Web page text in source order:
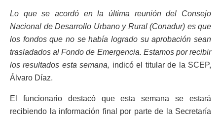
Lo que se acordó en la última reunión del Consejo
Nacional de Desarrollo Urbano y Rural (Conadur) es que
los fondos que no se había logrado su aprobación sean
trasladados al Fondo de Emergencia. Estamos por recibir
los resultados esta semana, indicó el titular de la SCEP,
Álvaro Díaz.
El funcionario destacó que esta semana se estará
recibiendo la información final por parte de la Secretaría